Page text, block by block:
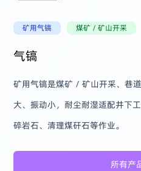
矿用气镐 煤矿 / 矿山开采
气镐
矿用气镐是煤矿 / 矿山开采、巷
大、振动小，耐尘耐湿适配井下
碎岩石、清理煤矸石等作业。
所有产